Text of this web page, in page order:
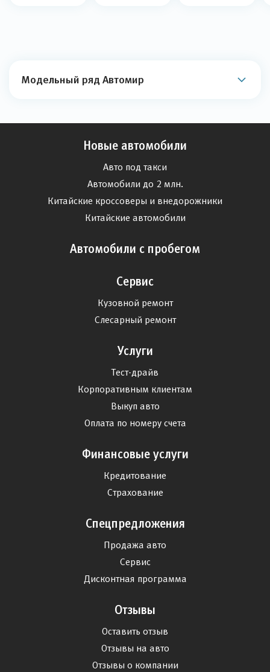
Модельный ряд Автомир
Новые автомобили
Авто под такси
Автомобили до 2 млн.
Китайские кроссоверы и внедорожники
Китайские автомобили
Автомобили с пробегом
Сервис
Кузовной ремонт
Слесарный ремонт
Услуги
Тест-драйв
Корпоративным клиентам
Выкуп авто
Оплата по номеру счета
Финансовые услуги
Кредитование
Страхование
Спецпредложения
Продажа авто
Сервис
Дисконтная программа
Отзывы
Оставить отзыв
Отзывы на авто
Отзывы о компании